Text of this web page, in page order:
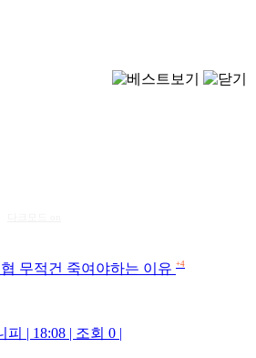
무적건 죽여야하는 이유 +4
피 | 18:08 | 조회 0 |